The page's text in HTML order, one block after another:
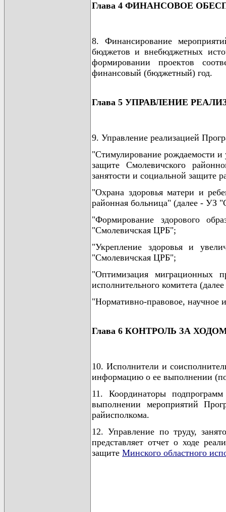
Глава 4 ФИНАНСОВОЕ
8. Финансирование
бюджетов и внебюджетных
формировании проектов
финансовый (бюджетный) год.
Глава 5 УПРАВЛЕНИЕ
9. Управление реализацией
"Стимулирование рождаемости и
защите Смолевичского
занятости и социальной защите
"Охрана здоровья матери и
районная больница" (далее - УЗ
"Формирование здорового
"Смолевичская ЦРБ";
"Укрепление здоровья и
"Смолевичская ЦРБ";
"Оптимизация миграционных
исполнительного комитета
"Нормативно-правовое,
Глава 6 КОНТРОЛЬ ЗА
10. Исполнители и
информацию о ее выполнении
11. Координаторы
выполнении мероприятий
райисполкома.
12. Управление по труду,
представляет отчет о ходе
защите Минского областного